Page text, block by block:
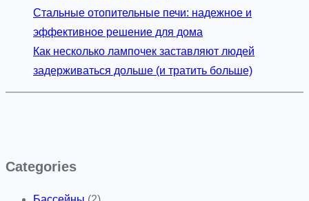
Стальные отопительные печи: надежное и
эффективное решение для дома
Как несколько лампочек заставляют людей
задерживаться дольше (и тратить больше)
Categories